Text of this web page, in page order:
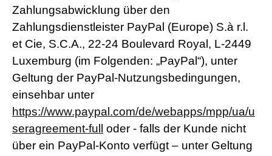
Zahlungsabwicklung über den
Zahlungsdienstleister PayPal (Europe) S.à r.l.
et Cie, S.C.A., 22-24 Boulevard Royal, L-2449
Luxemburg (im Folgenden: „PayPal“), unter
Geltung der PayPal-Nutzungsbedingungen,
einsehbar unter
https://www.paypal.com/de/webapps/mpp/ua/u
seragreement-full
oder - falls der Kunde nicht
über ein PayPal-Konto verfügt – unter Geltung